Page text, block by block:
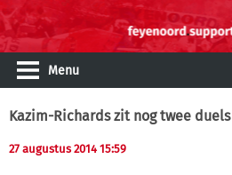
Menu
Kazim-Richards zit nog twee
27 augustus 2014 15:59